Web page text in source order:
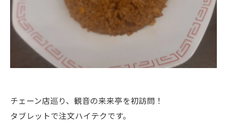
チェーン店巡り、観音の来来亭を初訪問！
タブレットで注文ハイテクです。